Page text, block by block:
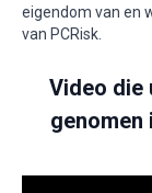
eigendom van en
van PCRisk.
Video die
genomen